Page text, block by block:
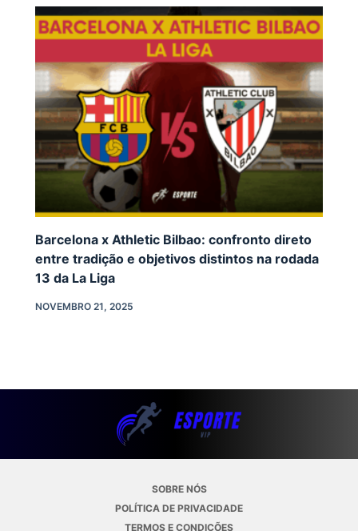
Barcelona x Athletic Bilbao: confronto direto
entre tradição e objetivos distintos na rodada
13 da La Liga
NOVEMBRO 21, 2025
SOBRE NÓS
POLÍTICA DE PRIVACIDADE
TERMOS E CONDIÇÕES